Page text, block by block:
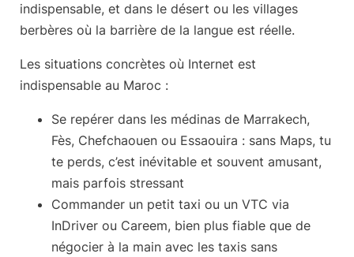
indispensable, et dans le désert ou les villages
berbères où la barrière de la langue est réelle.
Les situations concrètes où Internet est
indispensable au Maroc :
Se repérer dans les médinas de Marrakech,
Fès, Chefchaouen ou Essaouira : sans Maps, tu
te perds, c’est inévitable et souvent amusant,
mais parfois stressant
Commander un petit taxi ou un VTC via
InDriver ou Careem, bien plus fiable que de
négocier à la main avec les taxis sans